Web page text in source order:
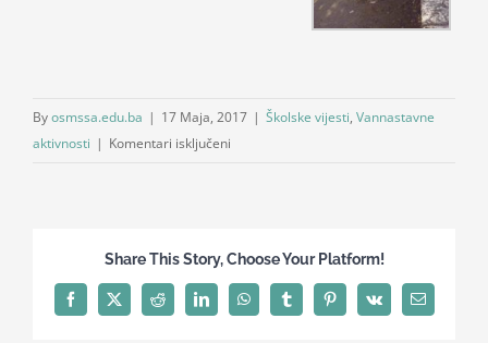
Byosmssa.edu.ba | 17 Maja, 2017 | Školske vijesti, Vannastavne
aktivnosti | Komentari isključeni
Share This Story, Choose Your Platform!
Facebook
X Reddit LinkedInWhatsAppTumblrPinterest
Vk Email